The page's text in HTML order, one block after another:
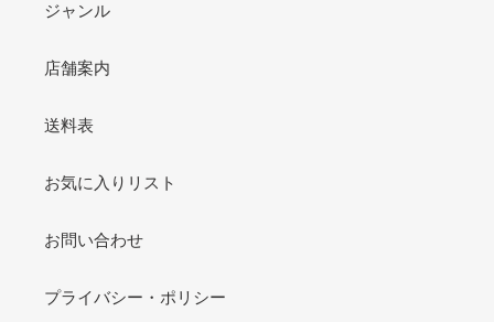
ジャンル
店舗案内
送料表
お気に入りリスト
お問い合わせ
プライバシー・ポリシー